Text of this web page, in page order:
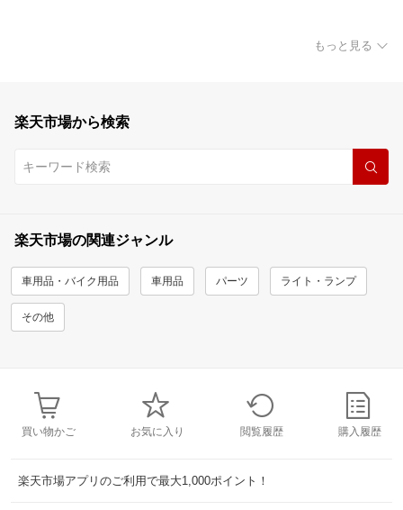
もっと見る
楽天市場から検索
楽天市場の関連ジャンル
車用品・バイク用品 車用品 パーツ ライト・ランプ
その他
買い物かご お気に入り 閲覧履歴 購入履歴
楽天市場アプリのご利用で最大1,000ポイント！